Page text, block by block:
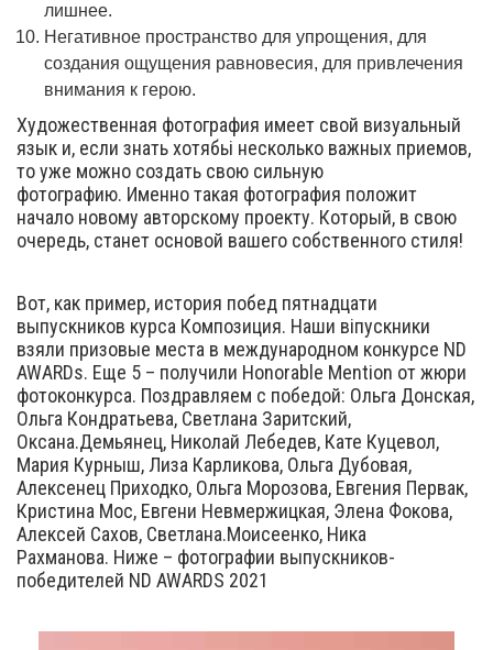
лишнее.
Негативное пространство для упрощения, для
создания ощущения равновесия, для привлечения
внимания к герою.
Художественная фотография имеет свой визуальный
язык и, если знать хотябьі несколько важных приемов,
то уже можно создать свою сильную
фотографию. Именно такая фотография положит
начало новому авторскому проекту. Который, в свою
очередь, станет основой вашего собственного стиля!
Вот, как пример, история побед пятнадцати
выпускников курса Композиция. Наши віпускники
взяли призовые места в международном конкурсе ND
AWARDs. Еще 5 – получили Honorable Mention от жюри
фотоконкурса. Поздравляем с победой: Ольга Донская,
Ольга Кондратьева, Светлана Заритский,
Оксана.Демьянец, Николай Лебедев, Кате Куцевол,
Мария Курныш, Лиза Карликова, Ольга Дубовая,
Алексенец Приходко, Ольга Морозова, Евгения Первак,
Кристина Мос, Евгени Невмержицкая, Элена Фокова,
Алексей Сахов, Светлана.Моисеенко, Ника
Рахманова. Ниже – фотографии выпускников-
победителей ND AWARDS 2021